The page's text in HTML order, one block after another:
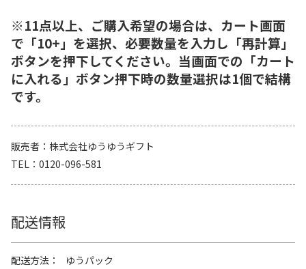
※11点以上、ご購入希望の場合は、カート画面
で「10+」を選択、必要数量を入力し「再計算」
ボタンを押下してください。当画面での「カート
に入れる」ボタン押下時の数量選択は1個で結構
です。
販売者
株式会社ゆうゆうギフト
TEL
0120-096-581
配送情報
配送方法
ゆうパック